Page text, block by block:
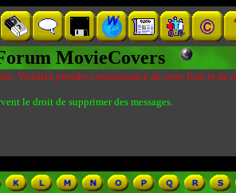
MovieCovers
Veuillez prendre connaissance de cette liste et
le droit de supprimer des messages.